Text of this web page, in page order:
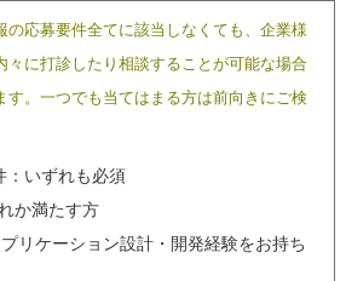
の応募要件全てに該当しなくても、企業様
々に打診したり相談することが可能な場合
す。一つでも当てはまる方は前向きにご検
：いずれも必須
か満たす方
プリケーション設計・開発経験をお持ち